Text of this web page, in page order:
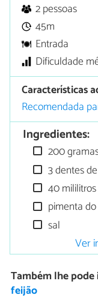
2 pessoas
45m
Entrada
Dificuldade
Características
Recomendada
Ingredientes:
200
3 dentes
40
pimenta
sal
Ver
Também lhe pode
feijão